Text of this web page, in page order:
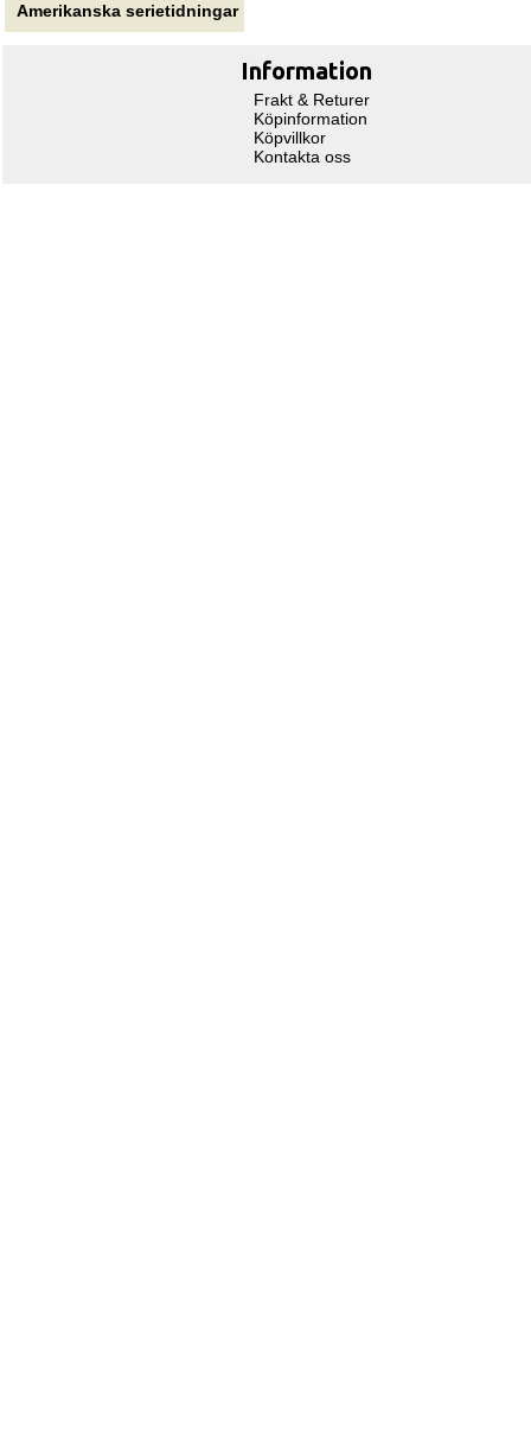
Amerikanska serietidningar
Information
Frakt & Returer
Köpinformation
Köpvillkor
Kontakta oss